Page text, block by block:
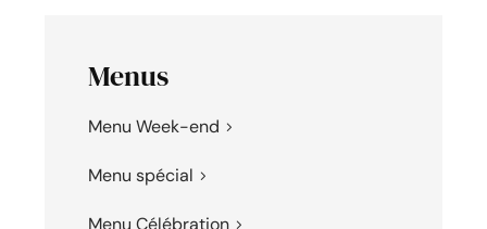
Menus
Menu Week-end
Menu spécial
Menu Célébration